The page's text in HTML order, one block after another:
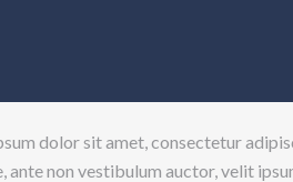
dolor sit amet, consectetur
ante non vestibulum auctor, velit